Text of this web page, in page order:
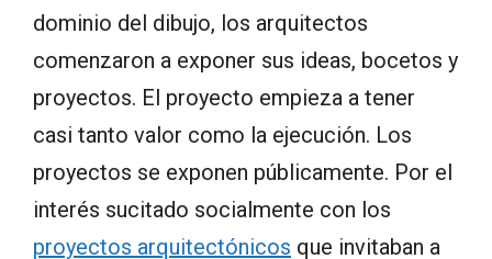
dominio del dibujo, los arquitectos
comenzaron a exponer sus ideas, bocetos y
proyectos. El proyecto empieza a tener
casi tanto valor como la ejecución. Los
proyectos se exponen públicamente. Por el
interés sucitado socialmente con los
proyectos arquitectónicos que invitaban a